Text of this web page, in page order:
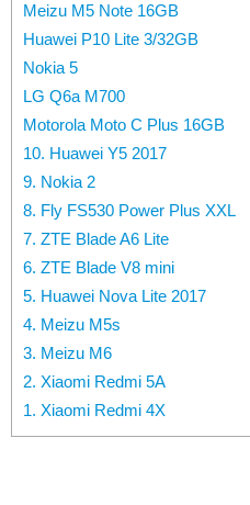
Meizu M5 Note 16GB
Huawei P10 Lite 3/32GB
Nokia 5
LG Q6a M700
Motorola Moto C Plus 16GB
10. Huawei Y5 2017
9. Nokia 2
8. Fly FS530 Power Plus XXL
7. ZTE Blade A6 Lite
6. ZTE Blade V8 mini
5. Huawei Nova Lite 2017
4. Meizu M5s
3. Meizu M6
2. Xiaomi Redmi 5A
1. Xiaomi Redmi 4X